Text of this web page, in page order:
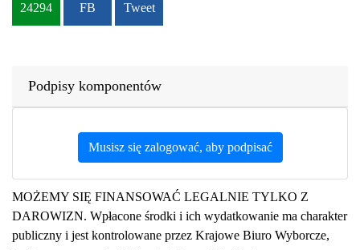
24294 FB Tweet
Podpisy komponentów
Musisz się zalogować, aby podpisać
MOŻEMY SIĘ FINANSOWAĆ LEGALNIE TYLKO Z
DAROWIZN. Wpłacone środki i ich wydatkowanie ma charakter
publiczny i jest kontrolowane przez Krajowe Biuro Wyborcze,